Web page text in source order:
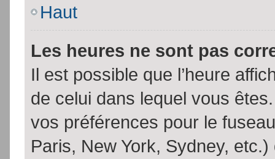
Haut
Les heures ne sont pas
Il est possible que l’heure
de celui dans lequel vous
vos préférences pour le
Paris, New York, Sydney,